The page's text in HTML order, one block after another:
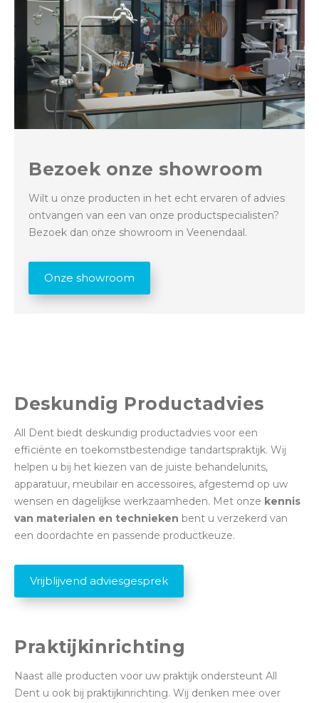
Bezoek onze showroom
Wilt u onze producten in het echt ervaren of advies
ontvangen van een van onze productspecialisten?
Bezoek dan onze showroom in Veenendaal.
Onze showroom
Deskundig Productadvies
All Dent biedt deskundig productadvies voor een
efficiënte en toekomstbestendige tandartspraktijk. Wij
helpen u bij het kiezen van de juiste behandelunits,
apparatuur, meubilair en accessoires, afgestemd op uw
wensen en dagelijkse werkzaamheden. Met onze kennis
van materialen en technieken bent u verzekerd van
een doordachte en passende productkeuze.
Vrijblijvend adviesgesprek
Praktijkinrichting
Naast alle producten voor uw praktijk ondersteunt All
Dent u ook bij praktijkinrichting. Wij denken mee over